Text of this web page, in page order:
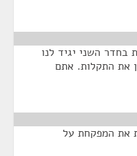
השני יגיד לנו
את התקלות. אתם
את המפקחת על